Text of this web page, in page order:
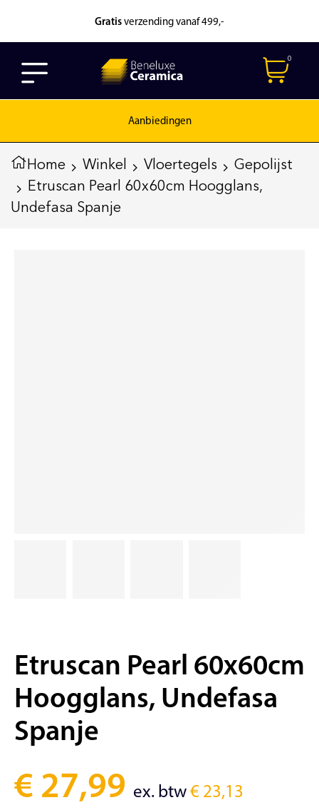
Gratis verzending vanaf 499,-
0
Aanbiedingen
Home Winkel Vloertegels
Gepolijst
Etruscan Pearl 60x60cm Hoogglans,
Undefasa Spanje
Etruscan Pearl 60x60cm
Hoogglans, Undefasa
Spanje
€ 27,99 ex. btw € 23,13